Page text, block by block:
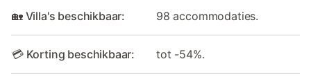
🏡 Villa's beschikbaar: 98 accommodaties.
💳 Korting beschikbaar: tot -54%.